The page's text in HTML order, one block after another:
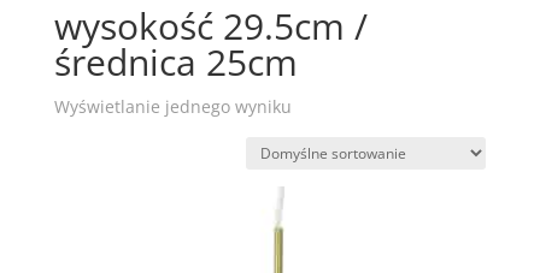
wysokość 29.5cm /
średnica 25cm
Wyświetlanie jednego wyniku